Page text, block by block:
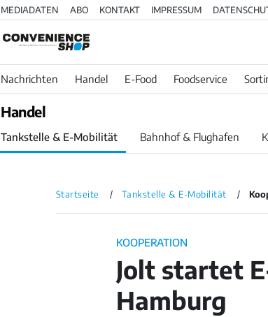
MEDIADATEN ABO KONTAKT IMPRESSUM
Nachrichten Handel E-Food Foodservice
Handel
Tankstelle & E-Mobilität Bahnhof & Flughafen
Startseite Tankstelle & E-Mobilität
KOOPERATION
Jolt startet
Hamburg